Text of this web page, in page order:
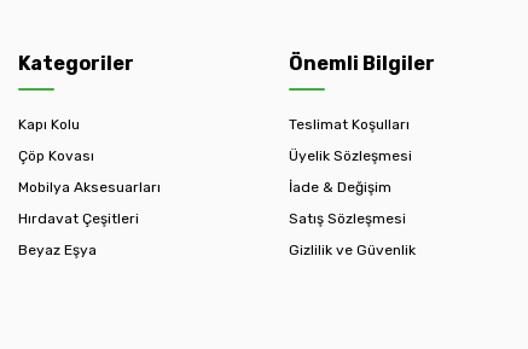
Kategoriler
Kapı Kolu
Çöp Kovası
Mobilya Aksesuarları
Hırdavat Çeşitleri
Beyaz Eşya
Önemli Bilgiler
Teslimat Koşulları
Üyelik Sözleşmesi
İade & Değişim
Satış Sözleşmesi
Gizlilik ve Güvenlik